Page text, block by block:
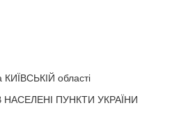
області
НАСЕЛЕНІ ПУНКТИ УКРАЇНИ